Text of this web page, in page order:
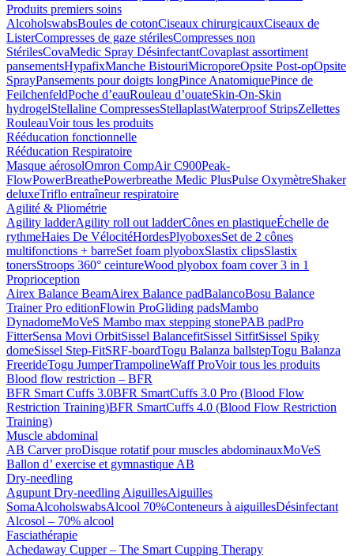
Produits premiers soins
AlcoholswabsBoules de cotonCiseaux chirurgicauxCiseaux de
ListerCompresses de gaze stérilesCompresses non
StérilesCovaMedic Spray DésinfectantCovaplast assortiment
pansementsHypafixManche BistouriMicroporeOpsite Post-opOpsite
SprayPansements pour doigts longPince AnatomiquePince de
FeilchenfeldPoche d’eauRouleau d’ouateSkin-On-Skin
hydrogelStellaline CompressesStellaplastWaterproof StripsZellettes
RouleauVoir tous les produits
Rééducation fonctionnelle
Rééducation Respiratoire
Masque aérosolOmron CompAir C900Peak-
FlowPowerBreathePowerbreathe Medic PlusPulse OxymètreShaker
deluxeTriflo entraîneur respiratoire
Agilité & Pliométrie
Agility ladderAgility roll out ladderCônes en plastiqueÉchelle de
rythmeHaies De VélocitéHordesPlyoboxesSet de 2 cônes
multifonctions + barreSet foam plyoboxSlastix clipsSlastix
tonersStroops 360° ceintureWood plyobox foam cover 3 in 1
Proprioception
Airex Balance BeamAirex Balance padBalancoBosu Balance
Trainer Pro editionFlowin ProGliding padsMambo
DynadomeMoVeS Mambo max stepping stonePAB padPro
FitterSensa Movi OrbitSissel BalancefitSissel SitfitSissel Spiky
domeSissel Step-FitSRF-boardTogu Balanza ballstepTogu Balanza
FreerideTogu JumperTrampolineWaff ProVoir tous les produits
Blood flow restriction – BFR
BFR Smart Cuffs 3.0BFR SmartCuffs 3.0 Pro (Blood Flow
Restriction Training)BFR SmartCuffs 4.0 (Blood Flow Restriction
Training)
Muscle abdominal
AB Carver proDisque rotatif pour muscles abdominauxMoVeS
Ballon d’ exercise et gymnastique AB
Dry-needling
Agupunt Dry-needling AiguillesAiguilles
SomaAlcoholswabsAlcool 70%Conteneurs à aiguillesDésinfectant
Alcosol – 70% alcool
Fasciathérapie
Achedaway Cupper – The Smart Cupping Therapy